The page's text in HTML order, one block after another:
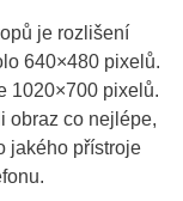
je rozlišení
640×480 pixelů.
1020×700 pixelů.
obraz co nejlépe,
jakého přístroje